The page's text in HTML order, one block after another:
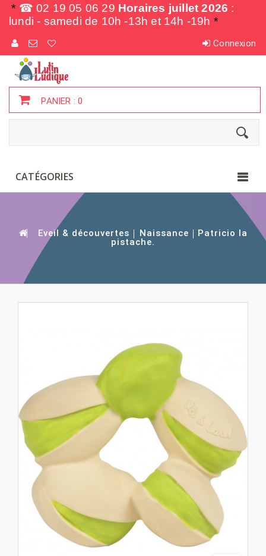
* ☎ 02 19 05 06 29 Horaires juillet 2026 :
lundi - samedi de 10h -13h et 14h -19h *
Connexion
PANIER :0
CATÉGORIES
Eveil & découvertes Naissance
Patricio la
pistache.